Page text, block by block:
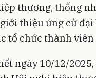
thương, thống
thiệu ứng cử
tổ chức thành
ngày 10/12/